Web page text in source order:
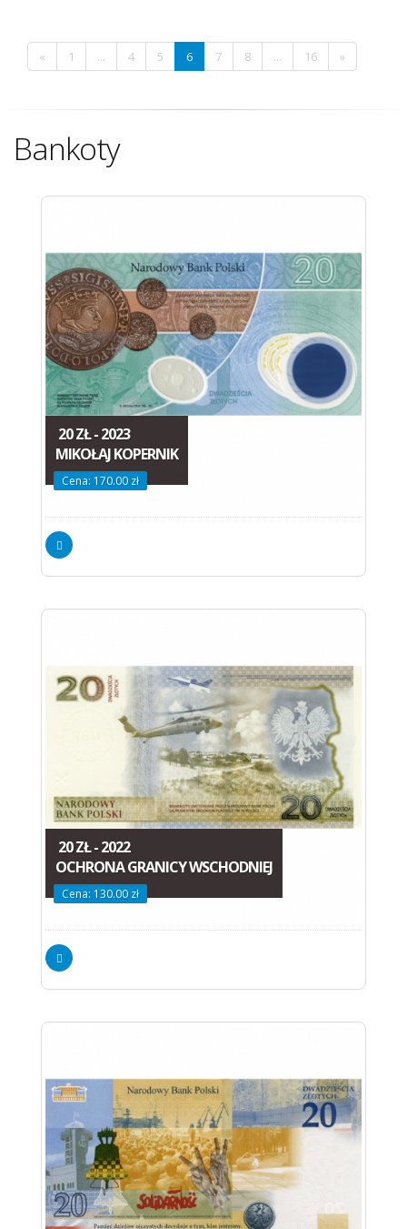
« 1 ... 4 5 6 7 8 ... 16 »
Bankoty
20 ZŁ - 2023
MIKOŁAJ KOPERNIK
Cena: 170.00 zł
20 ZŁ - 2022
OCHRONA GRANICY WSCHODNIEJ
Cena: 130.00 zł